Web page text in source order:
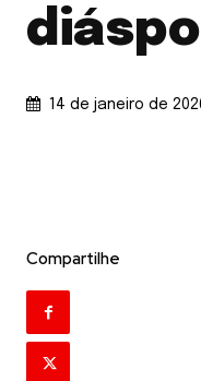
14 de janeiro de
Compartilhe